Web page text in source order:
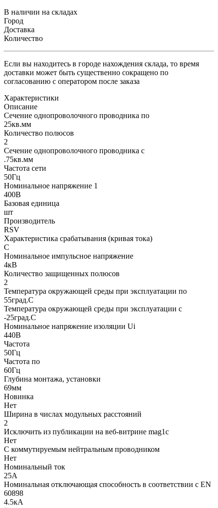
В наличии на складах
Город
Доставка
Количество
Если вы находитесь в городе нахождения склада, то время
доставки может быть существенно сокращено по
согласованию с оператором после заказа
Характеристики
Описание
Сечение однопроволочного проводника по
25кв.мм
Количество полюсов
2
Сечение однопроволочного проводника с
.75кв.мм
Частота сети
50Гц
Номинальное напряжение 1
400В
Базовая единица
шт
Производитель
RSV
Характеристика срабатывания (кривая тока)
C
Номинальное импульсное напряжение
4кВ
Количество защищенных полюсов
2
Температура окружающей среды при эксплуатации по
55град.C
Температура окружающей среды при эксплуатации с
-25град.C
Номинальное напряжение изоляции Ui
440В
Частота
50Гц
Частота по
60Гц
Глубина монтажа, установки
69мм
Новинка
Нет
Ширина в числах модульных расстояний
2
Исключить из публикации на веб-витрине mag1c
Нет
С коммутируемым нейтральным проводником
Нет
Номинальный ток
25А
Номинальная отключающая способность в соответствии с EN
60898
4.5кА